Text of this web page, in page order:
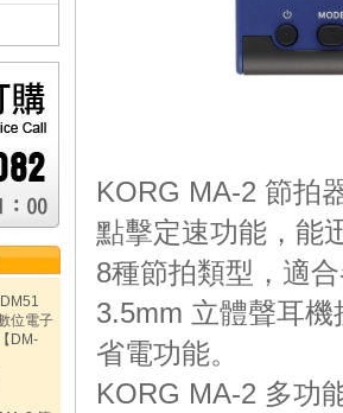
位電子
DM-
KORG MA-2 節拍
點擊定速功能，能
8種節拍類型，適
3.5mm 立體聲耳
省電功能。
KORG MA-2 多功